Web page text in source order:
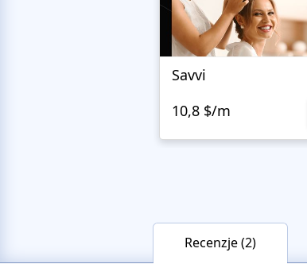
Savvi
10,8 $/m
Recenzje (2)